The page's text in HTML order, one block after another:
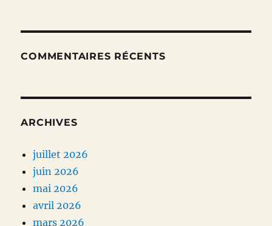
COMMENTAIRES RÉCENTS
ARCHIVES
juillet 2026
juin 2026
mai 2026
avril 2026
mars 2026